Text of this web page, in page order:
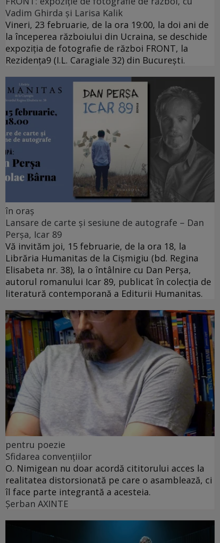
Vadim Ghirda și Larisa Kalik
Vineri, 23 februarie, de la ora 19:00, la doi ani de
la începerea războiului din Ucraina, se deschide
expoziția de fotografie de război FRONT, la
Rezidența9 (I.L. Caragiale 32) din București.
în oraș
Lansare de carte și sesiune de autografe – Dan
Perșa, Icar 89
Vă invităm joi, 15 februarie, de la ora 18, la
Librăria Humanitas de la Cişmigiu (bd. Regina
Elisabeta nr. 38), la o întâlnire cu Dan Perșa,
autorul romanului Icar 89, publicat în colecția de
literatură contemporană a Editurii Humanitas.
pentru poezie
Sfidarea convențiilor
O. Nimigean nu doar acordă cititorului acces la
realitatea distorsionată pe care o asamblează, ci
îl face parte integrantă a acesteia.
Şerban AXINTE